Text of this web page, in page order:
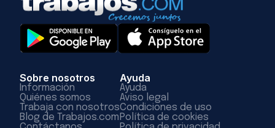
Sobre nosotros
Información
Quiénes somos
Trabaja con nosotros
Blog de Trabajos.com
Ayuda
Ayuda
Aviso legal
Condiciones de uso
Política de cookies